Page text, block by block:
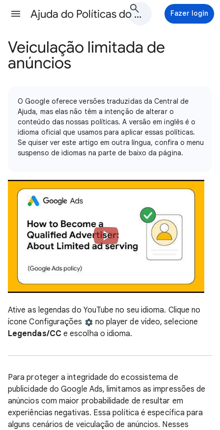
Ajuda do Políticas do Google Ads Fazer login
Veiculação limitada de
anúncios
O Google oferece versões traduzidas da Central de
Ajuda, mas elas não têm a intenção de alterar o
conteúdo das nossas políticas. A versão em inglês é o
idioma oficial que usamos para aplicar essas políticas.
Se quiser ver este artigo em outra língua, confira o menu
suspenso de idiomas na parte de baixo da página.
Ative as legendas do YouTube no seu idioma. Clique no
ícone Configurações
no player de vídeo, selecione
Legendas/CC e escolha o idioma.
Para proteger a integridade do ecossistema de
publicidade do Google Ads, limitamos as impressões de
anúncios com maior probabilidade de resultar em
experiências negativas. Essa política é específica para
alguns cenários de veiculação de anúncios. Nesses